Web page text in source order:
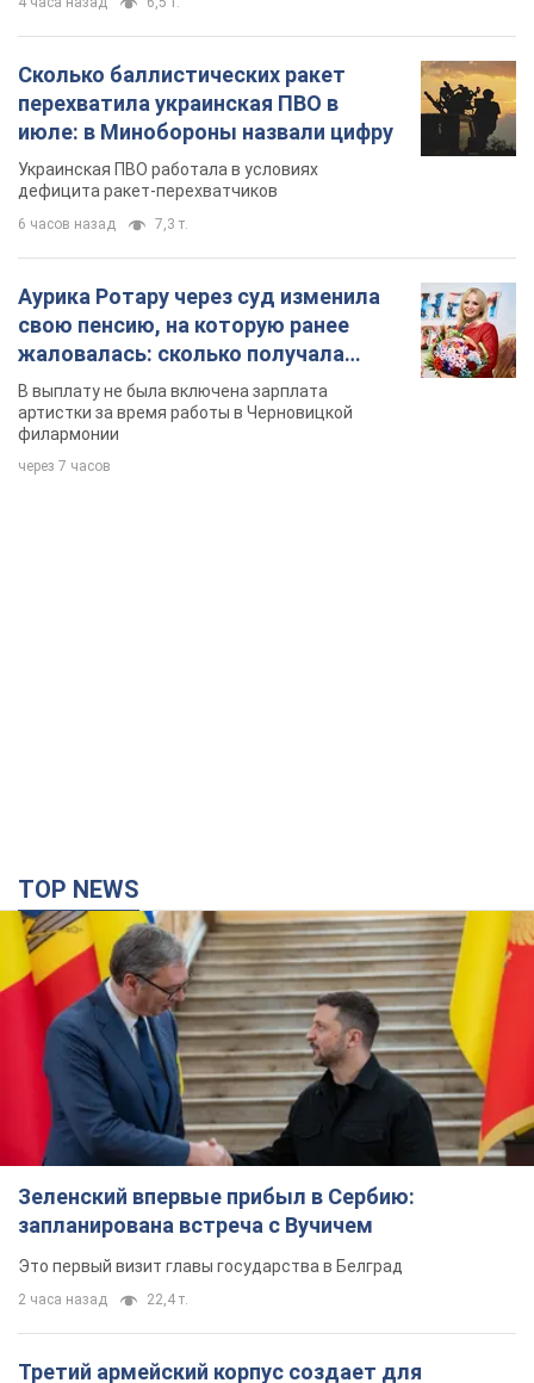
Сколько баллистических ракет
перехватила украинская ПВО в
июле: в Минобороны назвали цифру
Украинская ПВО работала в условиях
дефицита ракет-перехватчиков
6 часов назад 7,3 т.
Аурика Ротару через суд изменила
свою пенсию, на которую ранее
жаловалась: сколько получала
певица
В выплату не была включена зарплата
артистки за время работы в Черновицкой
филармонии
через 7 часов
TOP NEWS
Зеленский впервые прибыл в Сербию:
запланирована встреча с Вучичем
Это первый визит главы государства в Белград
2 часа назад 22,4 т.
Третий армейский корпус создает для